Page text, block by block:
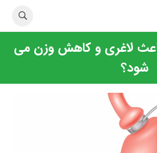
لاغری و کاهش وزن می
شود؟